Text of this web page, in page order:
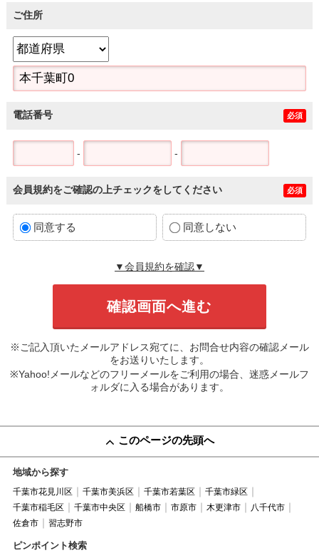
ご住所
電話番号 必須
- -
会員規約をご確認の上チェックをしてください 必須
同意する 同意しない
▼会員規約を確認▼
※ご記入頂いたメールアドレス宛てに、お問合せ内容の確認メール
をお送りいたします。
※Yahoo!メールなどのフリーメールをご利用の場合、迷惑メールフ
ォルダに入る場合があります。
このページの先頭へ
地域から探す
千葉市花見川区 千葉市美浜区 千葉市若葉区
千葉市緑区
千葉市稲毛区
千葉市中央区 船橋市 市原市 木更津市
八千代市
佐倉市
習志野市
ピンポイント検索